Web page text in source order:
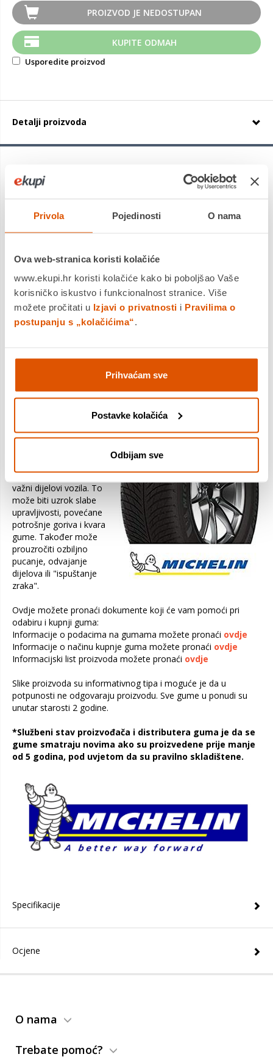
Privola Pojedinosti O nama
Ova web-stranica koristi kolačiće
www.ekupi.hr koristi kolačiće kako bi poboljšao Vaše
korisničko iskustvo i funkcionalnost stranice. Više
možete pročitati u Izjavi o privatnosti i Pravilima o
postupanju s „kolačićima“.
Prihvaćam sve
Postavke kolačića
Odbijam sve
PROIZVOD JE NEDOSTUPAN
KUPITE ODMAH
Usporedite proizvod
Detalji proizvoda
ima usmjereni profil gazećeg sloja
koji donosi novu definiciju performansi po suhim, mokrim i
snijegom prekrivenim cestama, sa središnjim utorom za veću
otpornost na akvaplaning.
Najnovija generacija smjese gazećeg sloja za bolje
Inovativna formula s novim funkcionalnim polimerom koja
performanse držanja mokrih, suhih i snijegom prekrivenih
cesta odašilje na novu razinu. Pneumatici MICHELIN PILOT
Alpin 5
imaju novi profil gazećeg sloja koji jamči izvrsnu
trakciju po snijegu, otporniji su na akvaplaning i jamče veću
opterećenja u priručniku za
opterećuju se gume i ostali
važni dijelovi vozila. To
može biti uzrok slabe
upravljivosti, povećane
potrošnje goriva i kvara
gume. Također može
prouzročiti ozbiljno
pucanje, odvajanje
dijelova ili "ispuštanje
zraka".
Ovdje možete pronaći dokumente koji će vam pomoći pri
odabiru i kupnji guma:
Informacije o podacima na gumama možete pronaći ovdje
Informacije o načinu kupnje guma možete pronaći ovdje
Informacijski list proizvoda možete pronaći ovdje
Slike proizvoda su informativnog tipa i moguće je da u
potpunosti ne odgovaraju proizvodu. Sve gume u ponudi su
unutar starosti 2 godine.
*Službeni stav proizvođača i distributera guma je da se
gume smatraju novima ako su proizvedene prije manje
od 5 godina, pod uvjetom da su pravilno skladištene.
Specifikacije
Ocjene
O nama
Trebate pomoć?